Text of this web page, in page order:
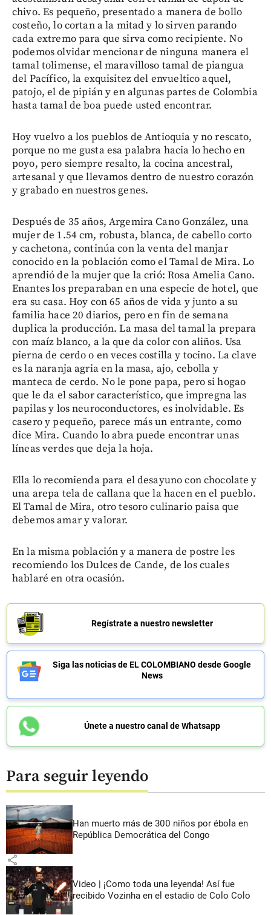
chivo. Es pequeño, presentado a manera de bollo
costeño, lo cortan a la mitad y lo sirven parando
cada extremo para que sirva como recipiente. No
podemos olvidar mencionar de ninguna manera el
tamal tolimense, el maravilloso tamal de piangua
del Pacífico, la exquisitez del envueltico aquel,
patojo, el de pipián y en algunas partes de Colombia
hasta tamal de boa puede usted encontrar.
Hoy vuelvo a los pueblos de Antioquia y no rescato,
porque no me gusta esa palabra hacia lo hecho en
poyo, pero siempre resalto, la cocina ancestral,
artesanal y que llevamos dentro de nuestro corazón
y grabado en nuestros genes.
Después de 35 años, Argemira Cano González, una
mujer de 1.54 cm, robusta, blanca, de cabello corto
y cachetona, continúa con la venta del manjar
conocido en la población como el Tamal de Mira. Lo
aprendió de la mujer que la crió: Rosa Amelia Cano.
Enantes los preparaban en una especie de hotel, que
era su casa. Hoy con 65 años de vida y junto a su
familia hace 20 diarios, pero en fin de semana
duplica la producción. La masa del tamal la prepara
con maíz blanco, a la que da color con aliños. Usa
pierna de cerdo o en veces costilla y tocino. La clave
es la naranja agria en la masa, ajo, cebolla y
manteca de cerdo. No le pone papa, pero si hogao
que le da el sabor característico, que impregna las
papilas y los neuroconductores, es inolvidable. Es
casero y pequeño, parece más un entrante, como
dice Mira. Cuando lo abra puede encontrar unas
líneas verdes que deja la hoja.
Ella lo recomienda para el desayuno con chocolate y
una arepa tela de callana que la hacen en el pueblo.
El Tamal de Mira, otro tesoro culinario paisa que
debemos amar y valorar.
En la misma población y a manera de postre les
recomiendo los Dulces de Cande, de los cuales
hablaré en otra ocasión.
Regístrate a nuestro newsletter
Siga las noticias de EL COLOMBIANO desde Google
News
Únete a nuestro canal de Whatsapp
Para seguir leyendo
Han muerto más de 300 niños por ébola en
República Democrática del Congo
share
Video | ¡Como toda una leyenda! Así fue
recibido Vozinha en el estadio de Colo Colo